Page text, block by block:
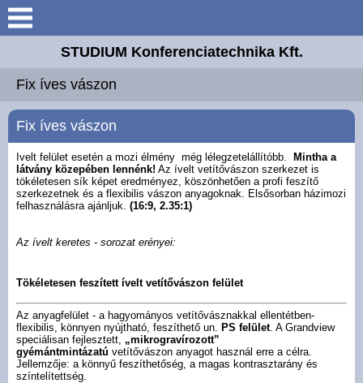
Keresés
Elérhetőségek
Galéria
Letöltések
Akciós termékek
5 érv ...
Vászon felületek
Cyber manual
STUDIUM Konferenciatechnika Kft.
Fix íves vászon
Fix íves vászon
Ivelt felület esetén a mozi élmény még lélegzetelállítóbb.
Mintha a
látvány közepében lennénk! Az ívelt vetítővászon szerkezet is
tökéletesen sík képet eredményez, köszönhetően a profi feszítő
szerkezetnek és a flexibilis vászon anyagoknak. Elsősorban házimozi
felhasználásra ajánljuk. (16:9, 2.35:1)
Az ívelt keretes - sorozat erényei:
Tökéletesen feszített ívelt vetítővászon felület
Az anyagfelület - a hagyományos vetítővásznakkal ellentétben-
flexibilis, könnyen nyújtható, feszíthető un. PS felület. A Grandview
speciálisan fejlesztett, „mikrogravírozott”
gyémántmintázatú vetítővászon anyagot használ erre a célra.
Jellemzője: a könnyű feszíthetőség, a magas kontrasztarány és
színtelítettség.